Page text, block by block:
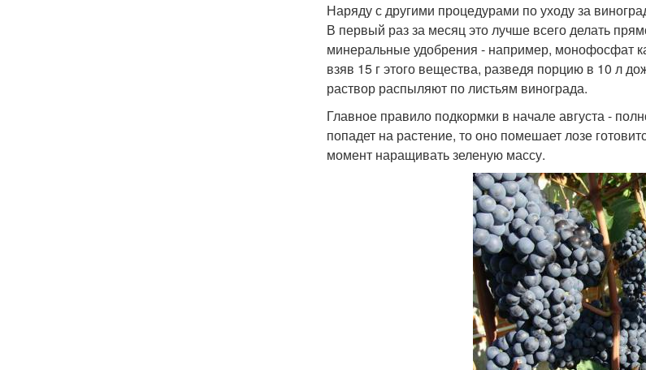
Наряду с другими процедурами по уходу за
В первый раз за месяц это лучше всего делать
минеральные удобрения - например, монофосфат
взяв 15 г этого вещества, разведя порцию в 10 л
раствор распыляют по листьям винограда.
Главное правило подкормки в начале августа -
попадет на растение, то оно помешает лозе
момент наращивать зеленую массу.